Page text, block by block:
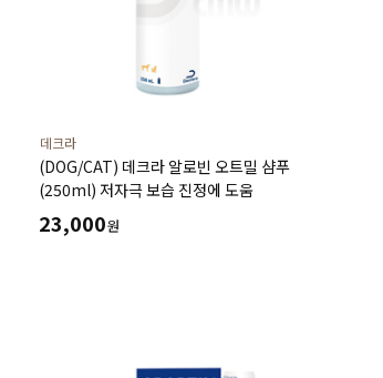
데크라
(DOG/CAT) 데크라 알로빈 오트밀 샴푸
(250ml) 저자극 보습 진정에 도움
23,000원